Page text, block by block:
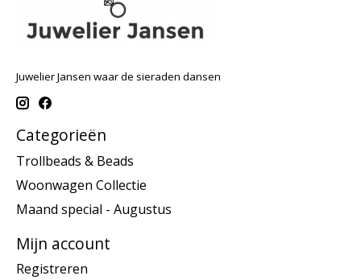
Juwelier Jansen waar de sieraden dansen
Categorieën
Trollbeads & Beads
Woonwagen Collectie
Maand special - Augustus
Mijn account
Registreren